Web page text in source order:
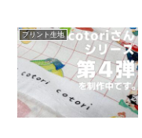
プリント生地